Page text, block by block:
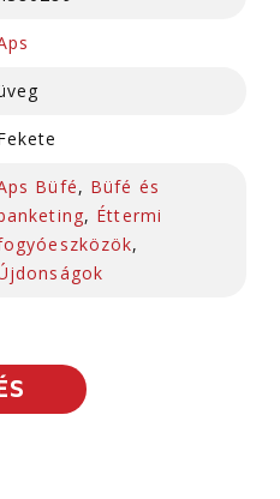
Büfé, Büfé és
, Éttermi
,